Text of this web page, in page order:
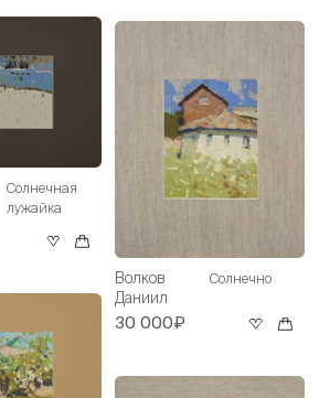
Солнечная
лужайка
Волков
Даниил
Солнечно
30 000₽